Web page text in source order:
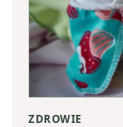
ZDROWIE